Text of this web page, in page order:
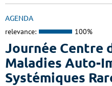
AGENDA
relevance: 100%
Journée Centre
Maladies Auto-
Systémiques